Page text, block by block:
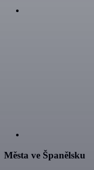
Města ve Španělsku